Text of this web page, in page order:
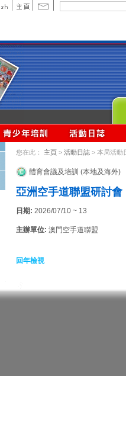
您在此： 主頁 > 活動日誌 > 本局活動
體育會議及培訓 (本地及海外)
亞洲空手道聯盟研討會
日期: 2026/07/10 ~ 13
主辦單位: 澳門空手道聯盟
回年檢視